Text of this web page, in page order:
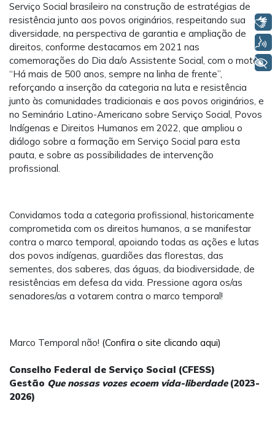
Serviço Social brasileiro na construção de estratégias de
resistência junto aos povos originários, respeitando sua
diversidade, na perspectiva de garantia e ampliação de
direitos, conforme destacamos em 2021 nas
comemorações do Dia da/o Assistente Social, com o mote
“Há mais de 500 anos, sempre na linha de frente”,
reforçando a inserção da categoria na luta e resistência
junto às comunidades tradicionais e aos povos originários, e
no Seminário Latino-Americano sobre Serviço Social, Povos
Indígenas e Direitos Humanos em 2022, que ampliou o
diálogo sobre a formação em Serviço Social para esta
pauta, e sobre as possibilidades de intervenção
profissional.
Convidamos toda a categoria profissional, historicamente
comprometida com os direitos humanos, a se manifestar
contra o marco temporal, apoiando todas as ações e lutas
dos povos indígenas, guardiões das florestas, das
sementes, dos saberes, das águas, da biodiversidade, de
resistências em defesa da vida. Pressione agora os/as
senadores/as a votarem contra o marco temporal!
Marco Temporal não! (Confira o site clicando aqui)
Conselho Federal de Serviço Social (CFESS)
Gestão Que nossas vozes ecoem vida-liberdade(2023-
2026)
Libras
Voz
+ Acessibilidade